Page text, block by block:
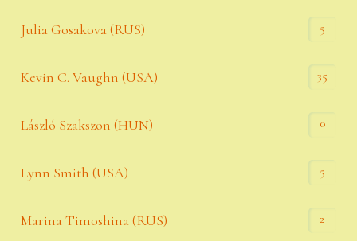
Julia Gosakova (RUS) 5
Kevin C. Vaughn (USA) 35
László Szakszon (HUN) 0
Lynn Smith (USA) 5
Marina Timoshina (RUS) 2